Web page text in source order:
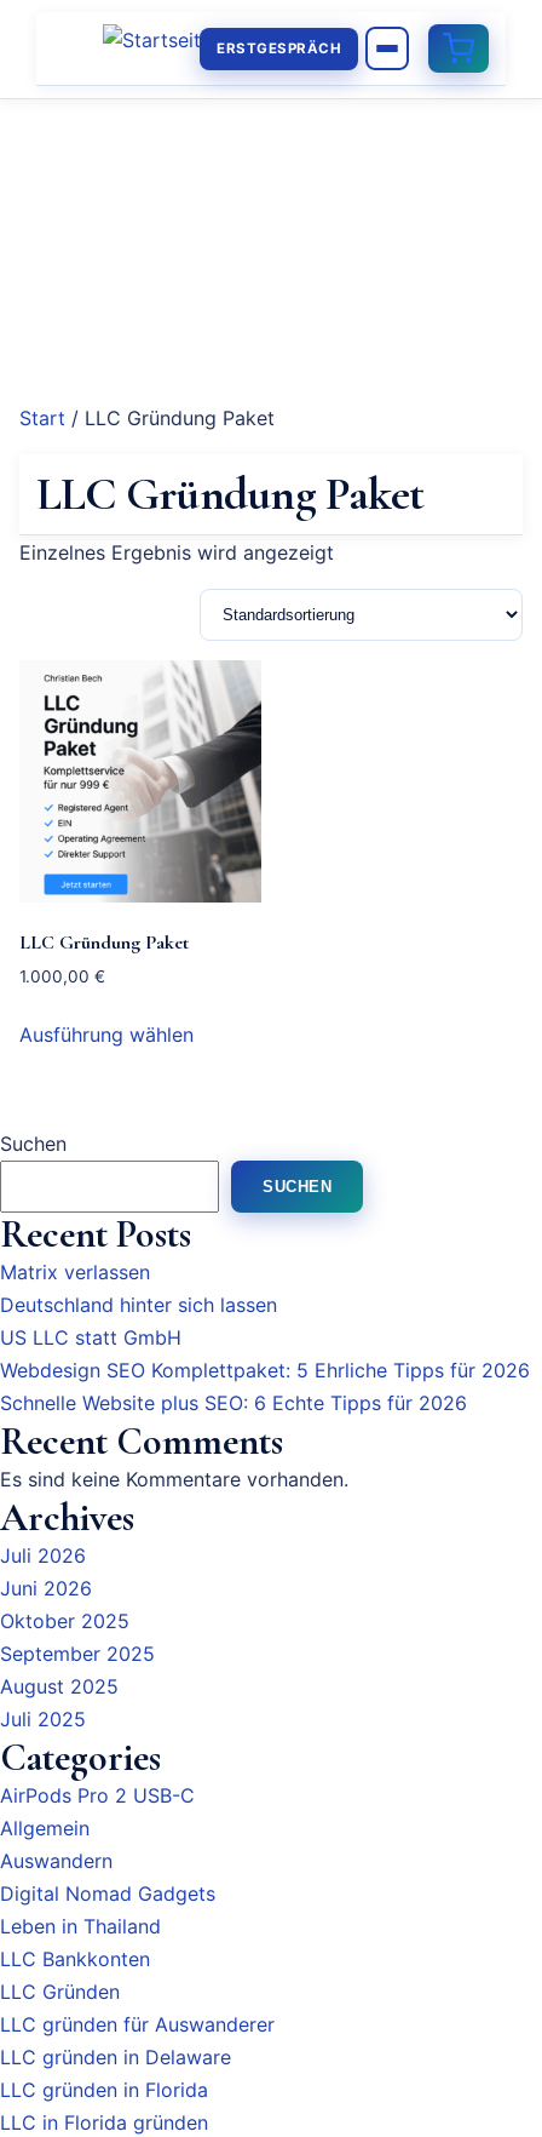
ERSTGESPRÄCH
Start / LLC Gründung Paket
LLC Gründung Paket
Einzelnes Ergebnis wird angezeigt
LLC Gründung Paket
1.000,00 €
Ausführung wählen
Die
auf
Produktseite
gewählt
werden
Suchen
SUCHEN
Recent Posts
Matrix verlassen
Deutschland hinter sich lassen
US LLC statt GmbH
Webdesign SEO Komplettpaket: 5 Ehrliche Tipps für 2026
Schnelle Website plus SEO: 6 Echte Tipps für 2026
Recent Comments
Es sind keine Kommentare vorhanden.
Archives
Juli 2026
Juni 2026
Oktober 2025
September 2025
August 2025
Juli 2025
Categories
AirPods Pro 2 USB-C
Allgemein
Auswandern
Digital Nomad Gadgets
Leben in Thailand
LLC Bankkonten
LLC Gründen
LLC gründen für Auswanderer
LLC gründen in Delaware
LLC gründen in Florida
LLC in Florida gründen